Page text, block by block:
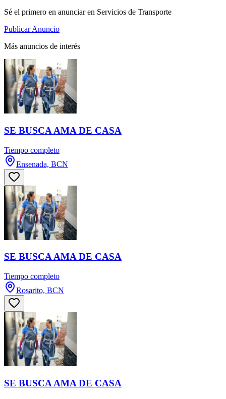
Sé el primero en anunciar en Servicios de Transporte
Publicar Anuncio
Más anuncios de interés
SE BUSCA AMA DE CASA
Tiempo completo
Ensenada, BCN
SE BUSCA AMA DE CASA
Tiempo completo
Rosarito, BCN
SE BUSCA AMA DE CASA